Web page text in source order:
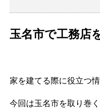
玉名市で工務店
家を建てる際に役立つ
今回は玉名市を取り巻